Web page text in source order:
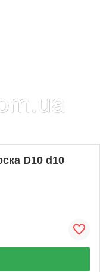
D10 d10